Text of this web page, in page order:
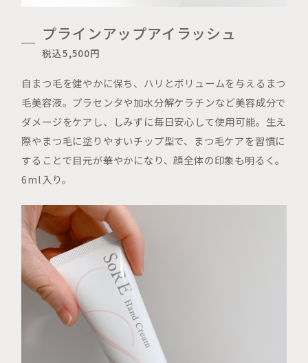
プラインアップアイラッシュ
税込5,500円
自まつ毛を健やかに保ち、ハリとボリュームを与えるまつ
毛美容液。プラセンタや加水分解ケラチンなど美容成分で
ダメージをケアし、しみずに毎日安心して使用可能。生え
際やまつ毛に塗りやすいチップ型で、まつ毛ケアを習慣に
することで目元が華やかになり、顔全体の印象も明るく。
6ml入り。